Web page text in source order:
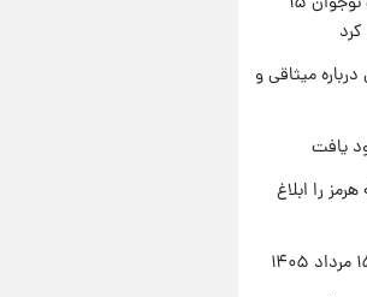
مبلغ پیش
| سود
است؟
میثاقی و
یافت
هرمز را ابلاغ